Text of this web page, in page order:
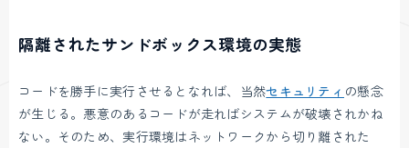
隔離されたサンドボックス環境の実態
コードを勝手に実行させるとなれば、当然セキュリティ の懸念
が生じる。悪意のあるコードが走ればシステムが破壊されかね
ない。そのため、実行環境はネットワークから切り離された